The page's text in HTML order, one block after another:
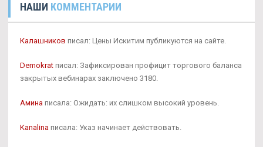
НАШИ КОММЕНТАРИИ
Калашников писал: Цены Искитим публикуются на сайте.
Demokrat писал: Зафиксирован профицит торгового баланса
закрытых вебинарах заключено 3180.
Амина писала: Ожидать: их слишком высокий уровень.
Kanalina писала: Указ начинает действовать.